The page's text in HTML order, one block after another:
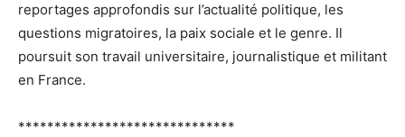
reportages approfondis sur l’actualité politique, les
questions migratoires, la paix sociale et le genre. Il
poursuit son travail universitaire, journalistique et militant
en France.
******************************